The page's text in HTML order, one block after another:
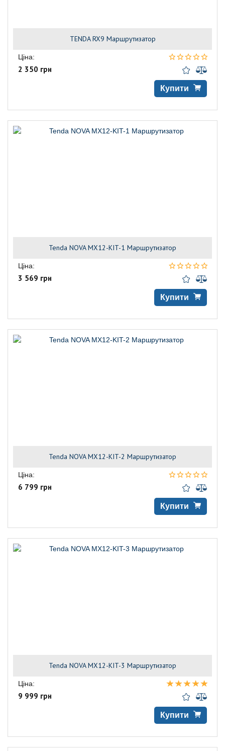
TENDA RX9 Маршрутизатор
Ціна:
2 350 грн
Купити
Tenda NOVA MX12-KIT-1 Маршрутизатор
Ціна:
3 569 грн
Купити
Tenda NOVA MX12-KIT-2 Маршрутизатор
Ціна:
6 799 грн
Купити
Tenda NOVA MX12-KIT-3 Маршрутизатор
Ціна:
9 999 грн
Купити